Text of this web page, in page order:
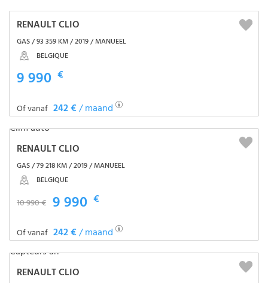
RENAULT CLIO
GAS / 93 359 KM / 2019 / MANUEEL
BELGIQUE
9 990 €
Of vanaf 242 €/ maand
RENAULT CLIO
GAS / 79 218 KM / 2019 / MANUEEL
BELGIQUE
10 990 € 9 990 €
Of vanaf 242 €/ maand
RENAULT CLIO